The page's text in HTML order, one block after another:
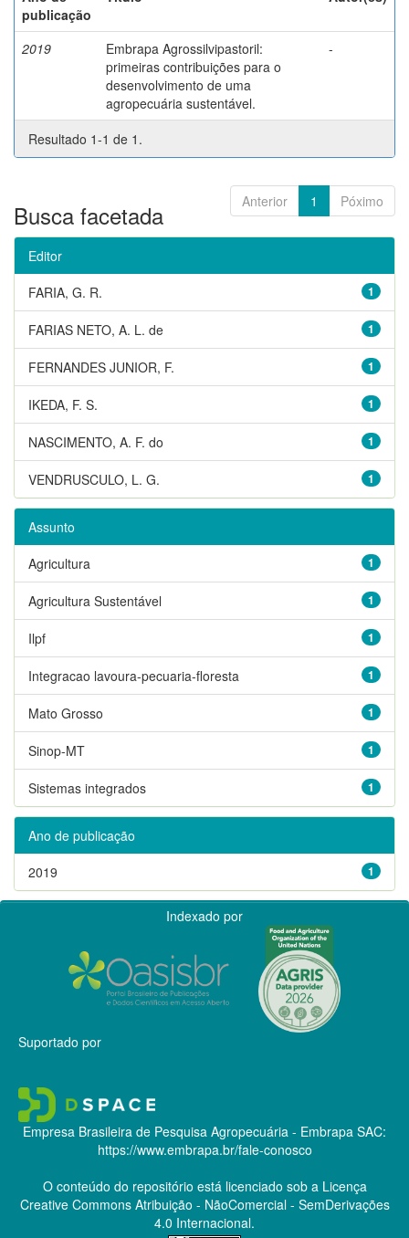
publicação
2019
Embrapa Agrossilvipastoril:
primeiras contribuições para o
desenvolvimento de uma
agropecuária sustentável.
-
Resultado 1-1 de 1.
Anterior 1 Póximo
Busca facetada
Editor
1
FARIA, G. R.
1
FARIAS NETO, A. L. de
1
FERNANDES JUNIOR, F.
1
IKEDA, F. S.
1
NASCIMENTO, A. F. do
1
VENDRUSCULO, L. G.
Assunto
1
Agricultura
1
Agricultura Sustentável
1
Ilpf
1
Integracao lavoura-pecuaria-floresta
1
Mato Grosso
1
Sinop-MT
1
Sistemas integrados
Ano de publicação
1
2019
Indexado por
Suportado por
Empresa Brasileira de Pesquisa Agropecuária - Embrapa SAC:
https://www.embrapa.br/fale-conosco
O conteúdo do repositório está licenciado sob a Licença
Creative CommonsAtribuição - NãoComercial - SemDerivações
4.0 Internacional.